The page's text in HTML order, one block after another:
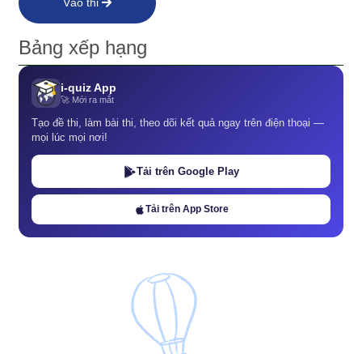
Vào thi
Bảng xếp hạng
i-quiz App
🚀 Mới ra mắt
Tạo đề thi, làm bài thi, theo dõi kết quả ngay trên điện thoại —
mọi lúc mọi nơi!
Tải trên Google Play
Tải trên App Store